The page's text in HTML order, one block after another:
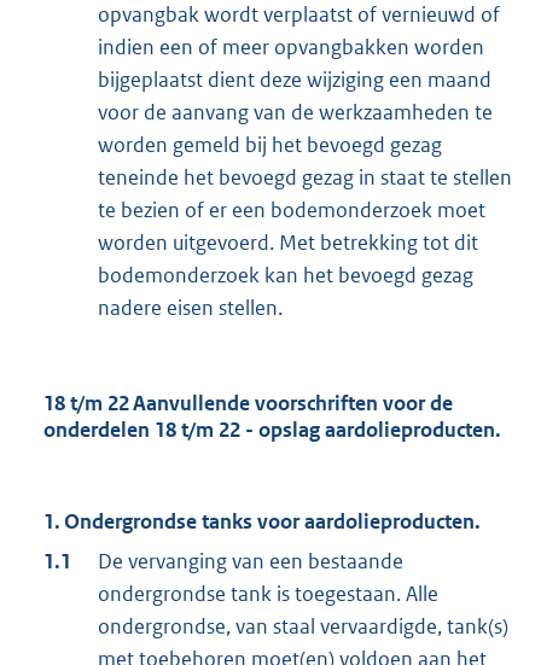
opvangbak wordt verplaatst of vernieuwd of
indien een of meer opvangbakken worden
bijgeplaatst dient deze wijziging een maand
voor de aanvang van de werkzaamheden te
worden gemeld bij het bevoegd gezag
teneinde het bevoegd gezag in staat te stellen
te bezien of er een bodemonderzoek moet
worden uitgevoerd. Met betrekking tot dit
bodemonderzoek kan het bevoegd gezag
nadere eisen stellen.
18 t/m 22 Aanvullende voorschriften voor de
onderdelen 18 t/m 22 - opslag aardolieproducten.
1. Ondergrondse tanks voor aardolieproducten.
1.1
De vervanging van een bestaande
ondergrondse tank is toegestaan. Alle
ondergrondse, van staal vervaardigde, tank(s)
met toebehoren moet(en) voldoen aan het